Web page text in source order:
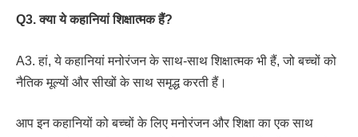
Q3. क्या ये कहानियां शिक्षात्मक हैं?
A3. हां, ये कहानियां मनोरंजन के साथ-साथ शिक्षात्मक भी हैं, जो बच्चों को
नैतिक मूल्यों और सीखों के साथ समृद्ध करती हैं।
आप इन कहानियों को बच्चों के लिए मनोरंजन और शिक्षा का एक साथ